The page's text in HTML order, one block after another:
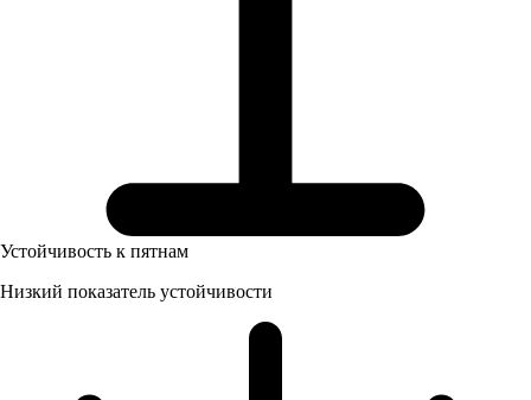
Устойчивость к пятнам
Низкий показатель устойчивости